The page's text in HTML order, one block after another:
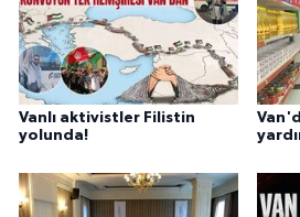
Vanlı aktivistler Filistin
yolunda!